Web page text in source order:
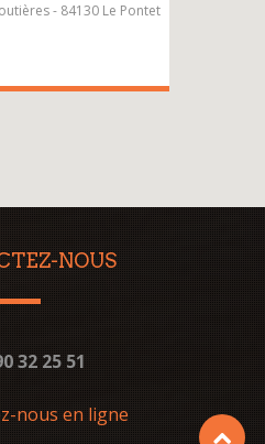
- 84130 Le Pontet
NOUS
32 25 51
nous en ligne